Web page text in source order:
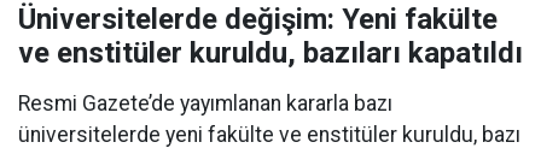
Üniversitelerde değişim: Yeni fakülte
ve enstitüler kuruldu, bazıları kapatıldı
Resmi Gazete’de yayımlanan kararla bazı
üniversitelerde yeni fakülte ve enstitüler kuruldu, bazı